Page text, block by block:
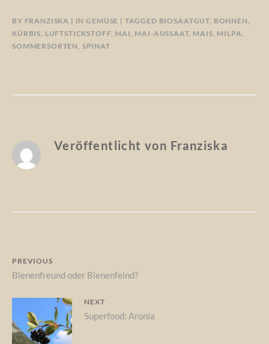
BY FRANZISKA INGEMÜSE TAGGED BIOSAATGUT, BOHNEN,
KÜRBIS, LUFTSTICKSTOFF, MAI, MAI-AUSSAAT, MAIS, MILPA,
SOMMERSORTEN, SPINAT
Veröffentlicht von Franziska
Beitragsnavigation
PREVIOUS
Previous
post:
Bienenfreund oder Bienenfeind?
NEXT
Next
post:
Superfood: Aronia